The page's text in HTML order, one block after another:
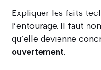
Expliquer les faits
l’entourage. Il faut
qu’elle devienne
ouvertement.